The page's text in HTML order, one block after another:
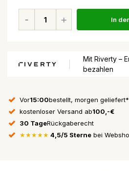
In
Mit Riverty –
bezahlen
Vor15:00bestellt, morgen geliefert*
kostenloser Versand ab100,-€
30 TageRückgaberecht
★★★★★ 4,5/5 Sterne bei